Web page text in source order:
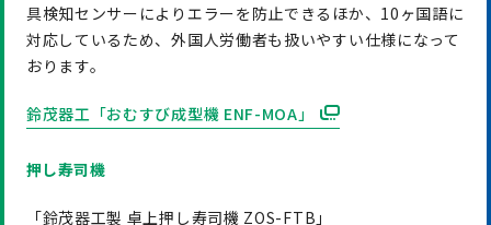
具検知センサーによりエラーを防止できるほか、10ヶ国語に
対応しているため、外国人労働者も扱いやすい仕様になって
おります。
鈴茂器工「おむすび成型機 ENF-MOA」
押し寿司機
「鈴茂器工製 卓上押し寿司機 ZOS-FTB」